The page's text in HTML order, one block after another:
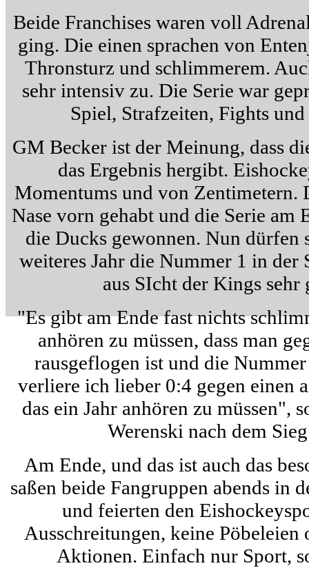
Beide Franchises waren voll
ging. Die einen sprachen von
Thronsturz und schlimmerem.
sehr intensiv zu. Die Serie war
Spiel, Strafzeiten, Fights
GM Becker ist der Meinung, dass
das Ergebnis hergibt.
Momentums und von Zentimetern.
Nase vorn gehabt und die Serie am
die Ducks gewonnen. Nun dürfen
weiteres Jahr die Nummer 1 in der
aus SIcht der Kings
"Es gibt am Ende fast nichts
anhören zu müssen, dass man
rausgeflogen ist und die
verliere ich lieber 0:4 gegen einen
das ein Jahr anhören zu müssen",
Werenski nach dem
Am Ende, und das ist auch das
saßen beide Fangruppen abends in
und feierten den
Ausschreitungen, keine Pöbeleien
Aktionen. Einfach nur Sport,